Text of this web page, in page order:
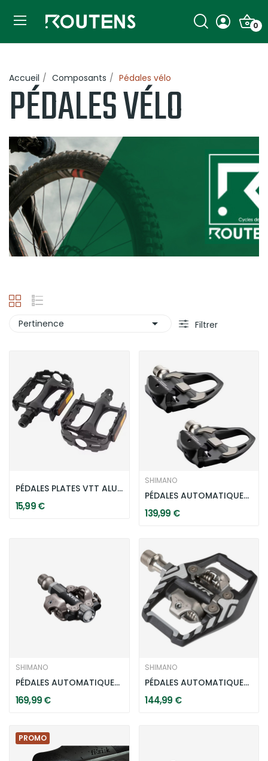
0
Accueil Composants Pédales vélo
PÉDALES VÉLO
Pertinence  Filtrer
PÉDALES PLATES VTT ALUMINIUM 9/16" - NOIRES
15,99 €
SHIMANO
PÉDALES AUTOMATIQUES SHIMANO ULTEGRA PD-R8000...
139,99 €
SHIMANO
PÉDALES AUTOMATIQUES SHIMANO XTR PD-M9200 SPD...
169,99 €
SHIMANO
PÉDALES AUTOMATIQUES SHIMANO XTR PD-M9120 SPD -...
144,99 €
PROMO